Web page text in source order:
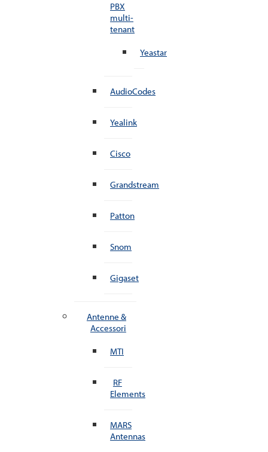
PBX
multi-
tenant
Yeastar
AudioCodes
Yealink
Cisco
Grandstream
Patton
Snom
Gigaset
Antenne &
Accessori
MTI
RF
Elements
MARS
Antennas